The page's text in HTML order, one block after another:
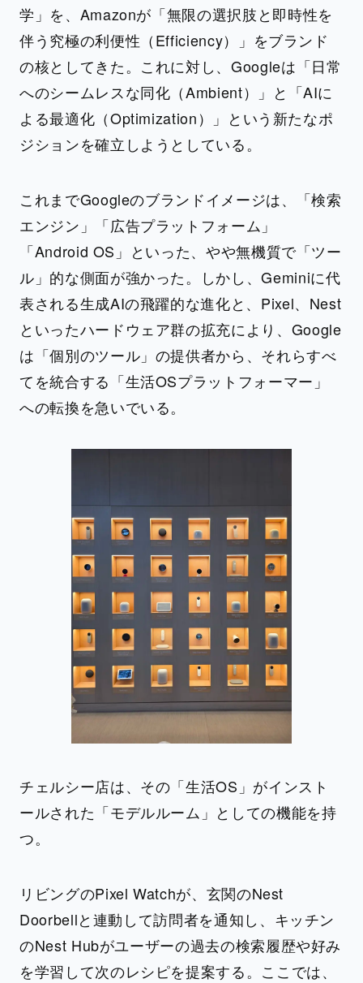
学」を、Amazonが「無限の選択肢と即時性を
伴う究極の利便性（Efficiency）」をブランド
の核としてきた。これに対し、Googleは「日常
へのシームレスな同化（Ambient）」と「AIに
よる最適化（Optimization）」という新たなポ
ジションを確立しようとしている。
これまでGoogleのブランドイメージは、「検索
エンジン」「広告プラットフォーム」
「Android OS」といった、やや無機質で「ツー
ル」的な側面が強かった。しかし、Geminiに代
表される生成AIの飛躍的な進化と、Pixel、Nest
といったハードウェア群の拡充により、Google
は「個別のツール」の提供者から、それらすべ
てを統合する「生活OSプラットフォーマー」
への転換を急いでいる。
チェルシー店は、その「生活OS」がインスト
ールされた「モデルルーム」としての機能を持
つ。
リビングのPixel Watchが、玄関のNest
Doorbellと連動して訪問者を通知し、キッチン
のNest Hubがユーザーの過去の検索履歴や好み
を学習して次のレシピを提案する。ここでは、